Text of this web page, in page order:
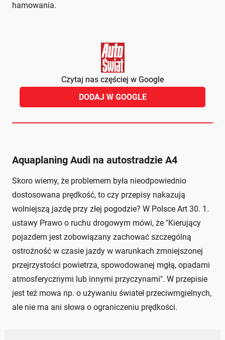
hamowania.
Czytaj nas częściej w Google
DODAJ W GOOGLE
Aquaplaning Audi na autostradzie A4
Skoro wiemy, że problemem była nieodpowiednio
dostosowana prędkość, to czy przepisy nakazują
wolniejszą jazdę przy złej pogodzie? W Polsce Art 30. 1.
ustawy Prawo o ruchu drogowym mówi, że "Kierujący
pojazdem jest zobowiązany zachować szczególną
ostrożność w czasie jazdy w warunkach zmniejszonej
przejrzystości powietrza, spowodowanej mgłą, opadami
atmosferycznymi lub innymi przyczynami". W przepisie
jest też mowa np. o używaniu świateł przeciwmgielnych,
ale nie ma ani słowa o ograniczeniu prędkości.